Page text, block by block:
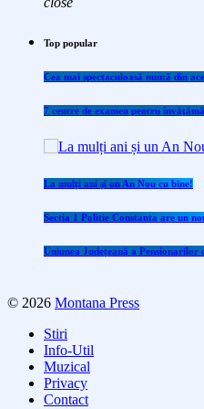
Top popular
Cea mai spectaculoasă nuntă din
7 centre de examen pentru
La mulți ani și un An Nou cu bine!
Sectia 1 Politie Constanta are un
Uniunea Județeană a Pensionarilor
© 2026 Montana Press
Stiri
Info-Util
Muzical
Privacy
Contact